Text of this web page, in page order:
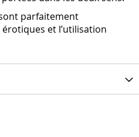
parfaitement
et l’utilisation